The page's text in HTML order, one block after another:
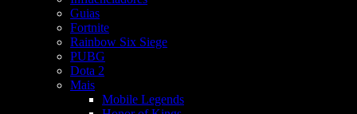
Guias
Fortnite
Rainbow Six Siege
PUBG
Dota 2
Mais
Mobile Legends